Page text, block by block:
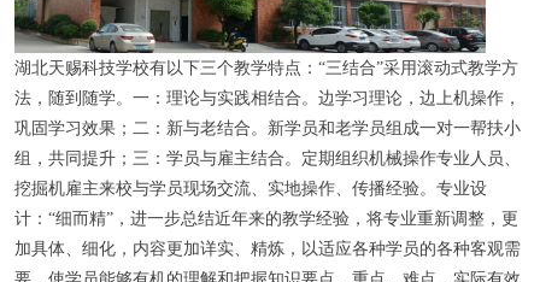
湖北天赐科技学校有以下三个教学特点：“三结合”采用滚动式教学方
法，随到随学。一：理论与实践相结合。边学习理论，边上机操作，
巩固学习效果；二：新与老结合。新学员和老学员组成一对一帮扶小
组，共同提升；三：学员与雇主结合。定期组织机械操作专业人员、
挖掘机雇主来校与学员现场交流、实地操作、传播经验。专业设
计：“细而精”，进一步总结近年来的教学经验，将专业重新调整，更
加具体、细化，内容更加详实、精炼，以适应各种学员的各种客观需
要，使学员能够有机的理解和把握知识要点、重点、难点，实际有效